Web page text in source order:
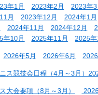
年1月 2023年2月
2023年
月 2023年12月
2024年1月
2024年11月 2024年12月
年10月 2025年11月 2025
2026年5月 2026年6月
ス競技会日程（4月～3月）
大会要項（8月～3月）